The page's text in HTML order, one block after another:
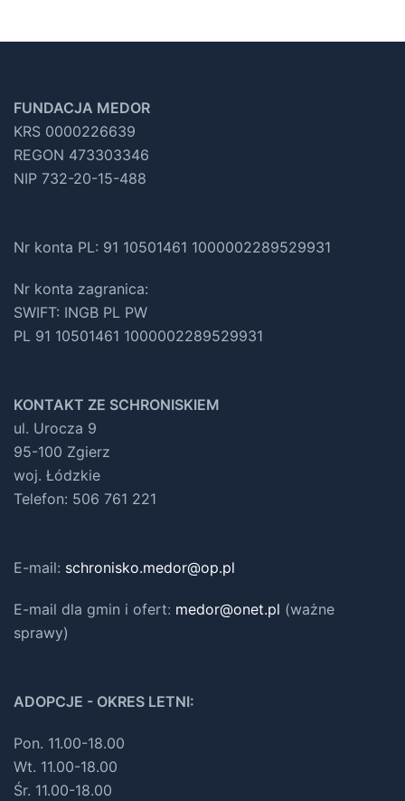
FUNDACJA MEDOR
KRS 0000226639
REGON 473303346
NIP 732-20-15-488
Nr konta PL: 91 10501461 1000002289529931
Nr konta zagranica:
SWIFT: INGB PL PW
PL 91 10501461 1000002289529931
KONTAKT ZE SCHRONISKIEM
ul. Urocza 9
95-100 Zgierz
woj. Łódzkie
Telefon: 506 761 221
E-mail: schronisko.medor@op.pl
E-mail dla gmin i ofert: medor@onet.pl (ważne
sprawy)
ADOPCJE - OKRES LETNI:
Pon. 11.00-18.00
Wt. 11.00-18.00
Śr. 11.00-18.00